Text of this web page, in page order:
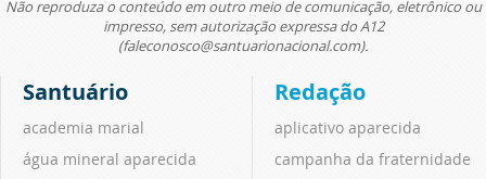
Não reproduza o conteúdo em outro meio de comunicação, eletrônico ou
impresso, sem autorização expressa do A12
(faleconosco@santuarionacional.com).
Santuário
academia marial
água mineral aparecida
Redação
aplicativo aparecida
campanha da fraternidade